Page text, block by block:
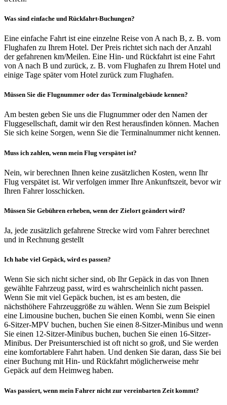
Was sind einfache und Rückfahrt-Buchungen?
Eine einfache Fahrt ist eine einzelne Reise von A nach B, z. B. vom
Flughafen zu Ihrem Hotel. Der Preis richtet sich nach der Anzahl
der gefahrenen km/Meilen. Eine Hin- und Rückfahrt ist eine Fahrt
von A nach B und zurück, z. B. vom Flughafen zu Ihrem Hotel und
einige Tage später vom Hotel zurück zum Flughafen.
Müssen Sie die Flugnummer oder das Terminalgebäude kennen?
Am besten geben Sie uns die Flugnummer oder den Namen der
Fluggesellschaft, damit wir den Rest herausfinden können. Machen
Sie sich keine Sorgen, wenn Sie die Terminalnummer nicht kennen.
Muss ich zahlen, wenn mein Flug verspätet ist?
Nein, wir berechnen Ihnen keine zusätzlichen Kosten, wenn Ihr
Flug verspätet ist. Wir verfolgen immer Ihre Ankunftszeit, bevor wir
Ihren Fahrer losschicken.
Müssen Sie Gebühren erheben, wenn der Zielort geändert wird?
Ja, jede zusätzlich gefahrene Strecke wird vom Fahrer berechnet
und in Rechnung gestellt
Ich habe viel Gepäck, wird es passen?
Wenn Sie sich nicht sicher sind, ob Ihr Gepäck in das von Ihnen
gewählte Fahrzeug passt, wird es wahrscheinlich nicht passen.
Wenn Sie mit viel Gepäck buchen, ist es am besten, die
nächsthöhere Fahrzeuggröße zu wählen. Wenn Sie zum Beispiel
eine Limousine buchen, buchen Sie einen Kombi, wenn Sie einen
6-Sitzer-MPV buchen, buchen Sie einen 8-Sitzer-Minibus und wenn
Sie einen 12-Sitzer-Minibus buchen, buchen Sie einen 16-Sitzer-
Minibus. Der Preisunterschied ist oft nicht so groß, und Sie werden
eine komfortablere Fahrt haben. Und denken Sie daran, dass Sie bei
einer Buchung mit Hin- und Rückfahrt möglicherweise mehr
Gepäck auf dem Heimweg haben.
Was passiert, wenn mein Fahrer nicht zur vereinbarten Zeit kommt?